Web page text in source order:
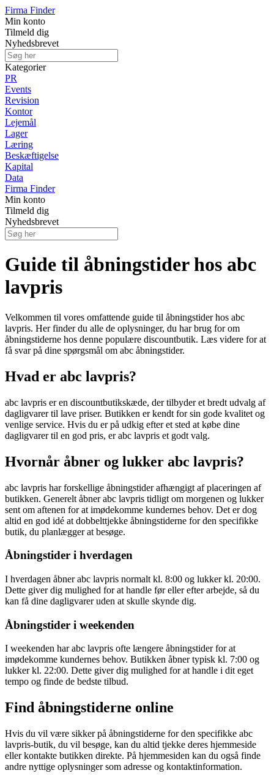
Firma Finder
Min konto
Tilmeld dig
Nyhedsbrevet
Kategorier
PR
Events
Revision
Kontor
Lejemål
Lager
Læring
Beskæftigelse
Kapital
Data
Firma Finder
Min konto
Tilmeld dig
Nyhedsbrevet
Guide til åbningstider hos abc
lavpris
Velkommen til vores omfattende guide til åbningstider hos abc
lavpris. Her finder du alle de oplysninger, du har brug for om
åbningstiderne hos denne populære discountbutik. Læs videre for at
få svar på dine spørgsmål om abc åbningstider.
Hvad er abc lavpris?
abc lavpris er en discountbutikskæde, der tilbyder et bredt udvalg af
dagligvarer til lave priser. Butikken er kendt for sin gode kvalitet og
venlige service. Hvis du er på udkig efter et sted at købe dine
dagligvarer til en god pris, er abc lavpris et godt valg.
Hvornår åbner og lukker abc lavpris?
abc lavpris har forskellige åbningstider afhængigt af placeringen af
butikken. Generelt åbner abc lavpris tidligt om morgenen og lukker
sent om aftenen for at imødekomme kundernes behov. Det er dog
altid en god idé at dobbelttjekke åbningstiderne for den specifikke
butik, du planlægger at besøge.
Åbningstider i hverdagen
I hverdagen åbner abc lavpris normalt kl. 8:00 og lukker kl. 20:00.
Dette giver dig mulighed for at handle før eller efter arbejde, så du
kan få dine dagligvarer uden at skulle skynde dig.
Åbningstider i weekenden
I weekenden har abc lavpris ofte længere åbningstider for at
imødekomme kundernes behov. Butikken åbner typisk kl. 7:00 og
lukker kl. 22:00. Dette giver dig mulighed for at handle i dit eget
tempo og finde de bedste tilbud.
Find åbningstiderne online
Hvis du vil være sikker på åbningstiderne for den specifikke abc
lavpris-butik, du vil besøge, kan du altid tjekke deres hjemmeside
eller kontakte butikken direkte. På hjemmesiden kan du også finde
andre nyttige oplysninger som adresse og kontaktinformation.